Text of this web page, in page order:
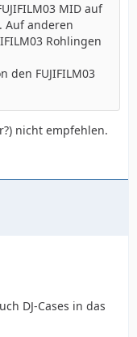
MID auf
Auf anderen
Rohlingen
den FUJIFILM03
nicht empfehlen.
DJ-Cases in das